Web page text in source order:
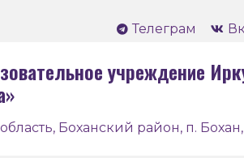
Телеграм
учреждение
область, Боханский район, п.